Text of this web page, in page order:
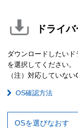
ドライ
ダウンロードしたい
を選択してください。
（注）対応していな
OS確認方法
OSを選びなおす